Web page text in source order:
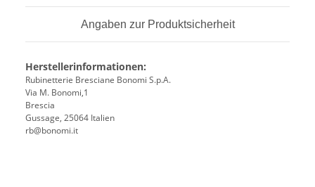
Angaben zur Produktsicherheit
Herstellerinformationen:
Rubinetterie Bresciane Bonomi S.p.A.
Via M. Bonomi,1
Brescia
Gussage, 25064 Italien
rb@bonomi.it